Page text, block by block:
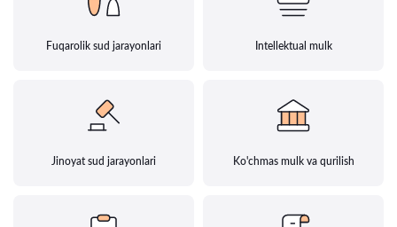
Fuqarolik sud jarayonlari Intellektual mulk
Jinoyat sud jarayonlari Ko'chmas mulk va qurilish